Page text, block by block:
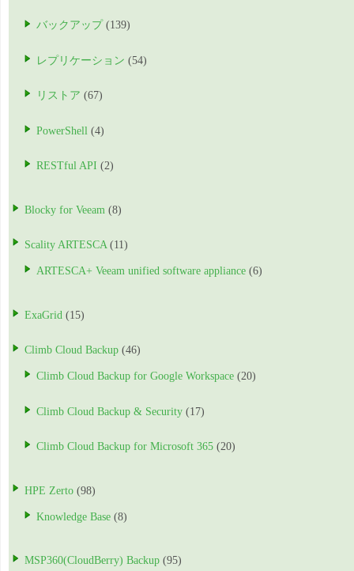
バックアップ (139)
レプリケーション (54)
リストア (67)
PowerShell (4)
RESTful API (2)
Blocky for Veeam (8)
Scality ARTESCA (11)
ARTESCA+ Veeam unified software appliance (6)
ExaGrid (15)
Climb Cloud Backup (46)
Climb Cloud Backup for Google Workspace (20)
Climb Cloud Backup & Security (17)
Climb Cloud Backup for Microsoft 365 (20)
HPE Zerto (98)
Knowledge Base (8)
MSP360(CloudBerry) Backup (95)